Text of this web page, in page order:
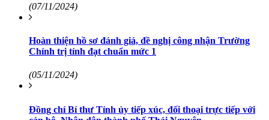
(07/11/2024)
Hoàn thiện hồ sơ đánh giá, đề nghị công nhận Trường
Chính trị tỉnh đạt chuẩn mức 1
(05/11/2024)
Đồng chí Bí thư Tỉnh ủy tiếp xúc, đối thoại trực tiếp với